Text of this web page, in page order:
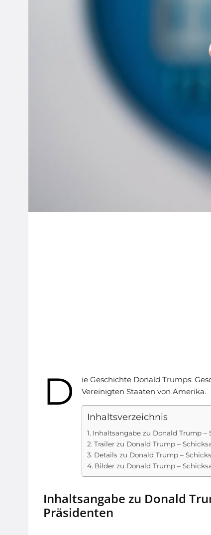
D
ie Geschichte Donald Trumps:
Vereinigten Staaten von Amerika.
Inhaltsverzeichnis
Inhaltsangabe zu Donald Trump –
Trailer zu Donald Trump –
Details zu Donald Trump –
Bilder zu Donald Trump –
Inhaltsangabe zu Donald
Präsidenten